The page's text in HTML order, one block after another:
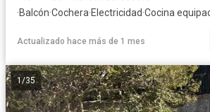
·Balcón·Cochera·Electricidad·Cocina
Actualizado hace más de 1 mes
1/35